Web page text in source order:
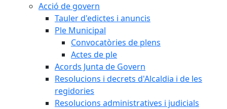
Acció de govern
Tauler d'edictes i anuncis
Ple Municipal
Convocatòries de plens
Actes de ple
Acords Junta de Govern
Resolucions i decrets d'Alcaldia i de les
regidories
Resolucions administratives i judicials